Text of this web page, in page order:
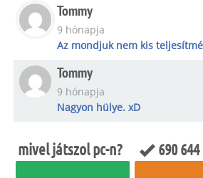
Tommy
9 hónapja
Az mondjuk nem kis
Tommy
9 hónapja
Nagyon hülye. xD
mivel játszol pc-n? 690 644